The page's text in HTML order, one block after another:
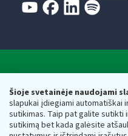
Šioje svetainėje naudojami
slapukai įdiegiami automatiškai
sutikimas. Taip pat galite sutikti
sutikimą bet kada galėsite
Respublikos finansų
Biudžetinė įstaiga. Juridinio
adresas: Vasario 16-osios g. 14,
vmi@vmi.lt, E. pristatymo